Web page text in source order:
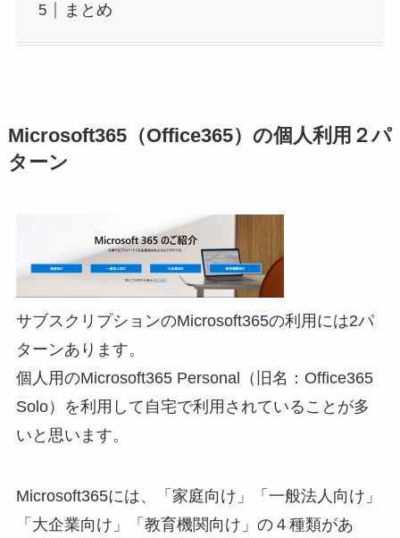
まとめ
Microsoft365（Office365）の個人利用２パ
ターン
サブスクリプションのMicrosoft365の利用には2パ
ターンあります。
個人用のMicrosoft365 Personal（旧名：Office365
Solo）を利用して自宅で利用されていることが多
いと思います。
Microsoft365には、「家庭向け」「一般法人向け」
「大企業向け」「教育機関向け」の４種類があ